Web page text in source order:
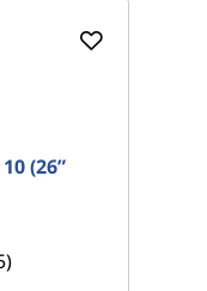
(26”